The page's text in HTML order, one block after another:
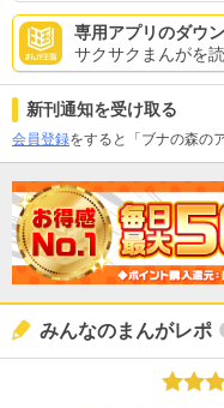
専用アプリのダウ
サクサクまんがを
新刊通知を受け取る
会員登録をすると「ブナの森の
みんなのまんがレポ